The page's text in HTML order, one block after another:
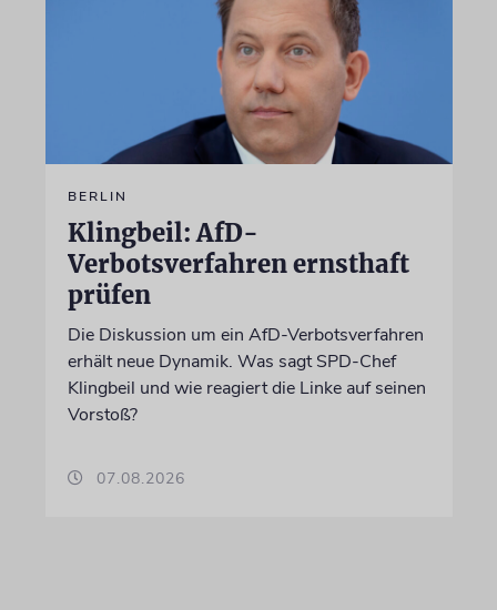
BERLIN
Klingbeil: AfD-
Verbotsverfahren ernsthaft
prüfen
Die Diskussion um ein AfD-Verbotsverfahren
erhält neue Dynamik. Was sagt SPD-Chef
Klingbeil und wie reagiert die Linke auf seinen
Vorstoß?
07.08.2026